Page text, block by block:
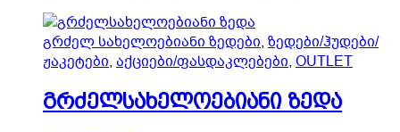
გრძელ სახელოებიანი ზედები, ზედები/ჰუდები/
ჟაკეტები, აქციები/ფასდაკლებები, OUTLET
გრძელსახელოებიანი ზედა